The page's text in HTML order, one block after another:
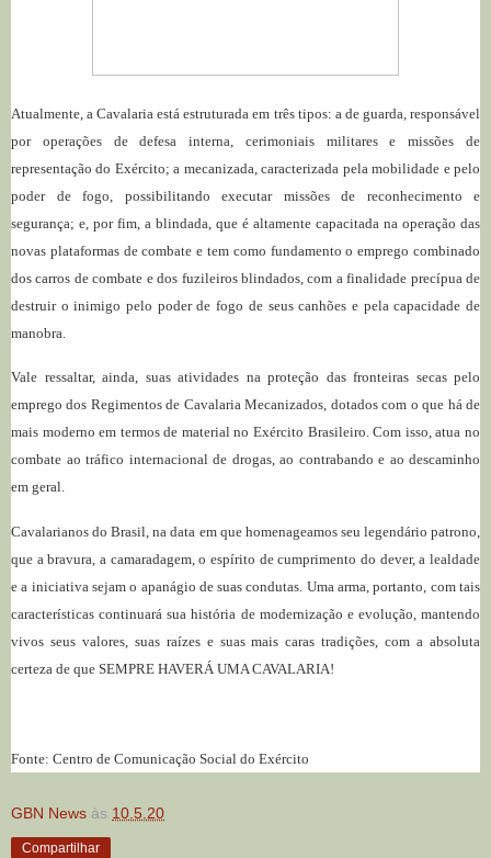
Atualmente, a Cavalaria está estruturada em três tipos: a de guarda, responsável
por operações de defesa interna, cerimoniais militares e missões de
representação do Exército; a mecanizada, caracterizada pela mobilidade e pelo
poder de fogo, possibilitando executar missões de reconhecimento e
segurança; e, por fim, a blindada, que é altamente capacitada na operação das
novas plataformas de combate e tem como fundamento o emprego combinado
dos carros de combate e dos fuzileiros blindados, com a finalidade precípua de
destruir o inimigo pelo poder de fogo de seus canhões e pela capacidade de
manobra.
Vale ressaltar, ainda, suas atividades na proteção das fronteiras secas pelo
emprego dos Regimentos de Cavalaria Mecanizados, dotados com o que há de
mais moderno em termos de material no Exército Brasileiro. Com isso, atua no
combate ao tráfico internacional de drogas, ao contrabando e ao descaminho
em geral.
Cavalarianos do Brasil, na data em que homenageamos seu legendário patrono,
que a bravura, a camaradagem, o espírito de cumprimento do dever, a lealdade
e a iniciativa sejam o apanágio de suas condutas. Uma arma, portanto, com tais
características continuará sua história de modernização e evolução, mantendo
vivos seus valores, suas raízes e suas mais caras tradições, com a absoluta
certeza de que SEMPRE HAVERÁ UMA CAVALARIA!
Fonte: Centro de Comunicação Social do Exército
GBN News às 10.5.20
Compartilhar